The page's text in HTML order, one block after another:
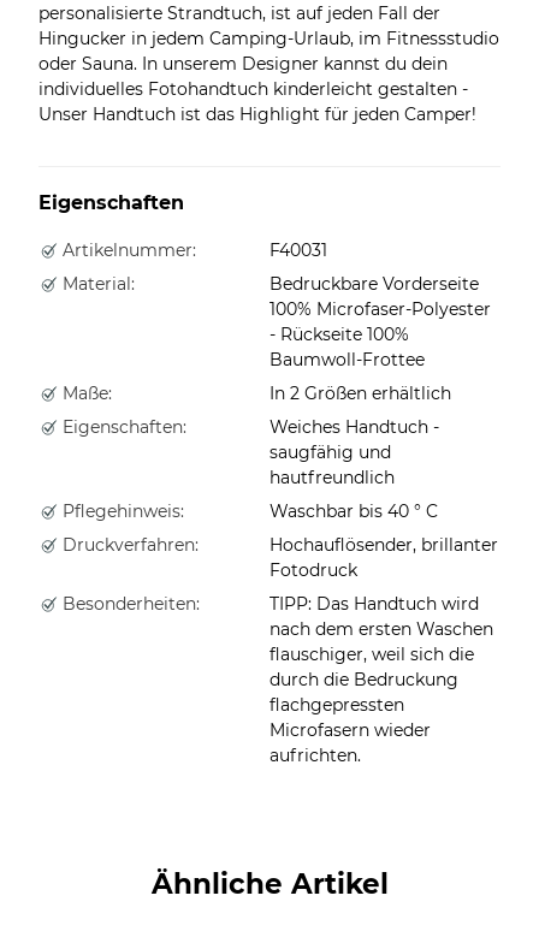
personalisierte Strandtuch, ist auf jeden Fall der
Hingucker in jedem Camping-Urlaub, im Fitnessstudio
oder Sauna. In unserem Designer kannst du dein
individuelles Fotohandtuch kinderleicht gestalten -
Unser Handtuch ist das Highlight für jeden Camper!
Eigenschaften
Artikelnummer:
F40031
Material:
Bedruckbare Vorderseite
100% Microfaser-Polyester
- Rückseite 100%
Baumwoll-Frottee
Maße:
In 2 Größen erhältlich
Eigenschaften:
Weiches Handtuch -
saugfähig und
hautfreundlich
Pflegehinweis:
Waschbar bis 40 ° C
Druckverfahren:
Hochauflösender, brillanter
Fotodruck
Besonderheiten:
TIPP: Das Handtuch wird
nach dem ersten Waschen
flauschiger, weil sich die
durch die Bedruckung
flachgepressten
Microfasern wieder
aufrichten.
Ähnliche Artikel